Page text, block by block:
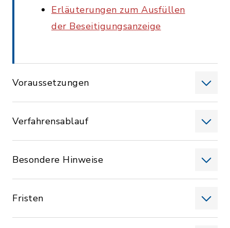
Erläuterungen zum Ausfüllen
der Beseitigungsanzeige
Voraussetzungen
Verfahrensablauf
Besondere Hinweise
Fristen